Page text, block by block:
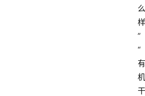
么
样
”
“
有
机
干